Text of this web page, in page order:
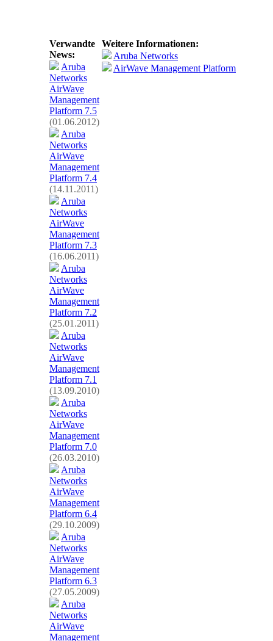
Verwandte
News:
Aruba
Networks
AirWave
Management
Platform 7.5
(01.06.2012)
Aruba
Networks
AirWave
Management
Platform 7.4
(14.11.2011)
Aruba
Networks
AirWave
Management
Platform 7.3
(16.06.2011)
Aruba
Networks
AirWave
Management
Platform 7.2
(25.01.2011)
Aruba
Networks
AirWave
Management
Platform 7.1
(13.09.2010)
Aruba
Networks
AirWave
Management
Platform 7.0
(26.03.2010)
Aruba
Networks
AirWave
Management
Platform 6.4
(29.10.2009)
Aruba
Networks
AirWave
Management
Platform 6.3
(27.05.2009)
Aruba
Networks
AirWave
Management
Weitere Informationen:
Aruba Networks
AirWave Management Platform